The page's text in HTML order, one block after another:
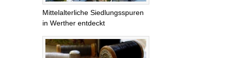
Mittelalterliche Siedlungsspuren
in Werther entdeckt